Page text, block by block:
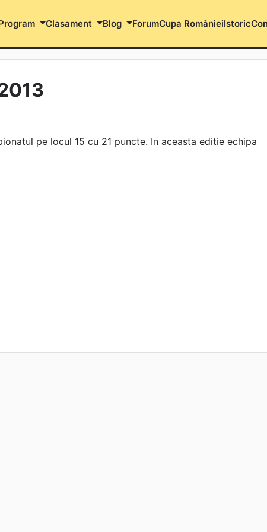
Clasament Blog ForumCupa RomânieiIstoric
pe locul 15 cu 21 puncte. In aceasta editie echipa